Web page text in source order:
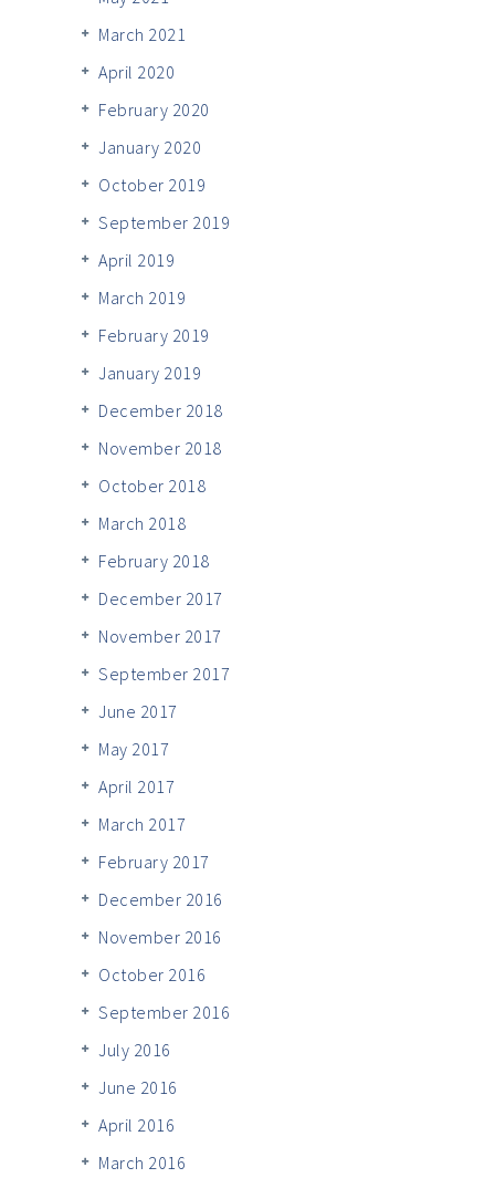
March 2021
April 2020
February 2020
January 2020
October 2019
September 2019
April 2019
March 2019
February 2019
January 2019
December 2018
November 2018
October 2018
March 2018
February 2018
December 2017
November 2017
September 2017
June 2017
May 2017
April 2017
March 2017
February 2017
December 2016
November 2016
October 2016
September 2016
July 2016
June 2016
April 2016
March 2016